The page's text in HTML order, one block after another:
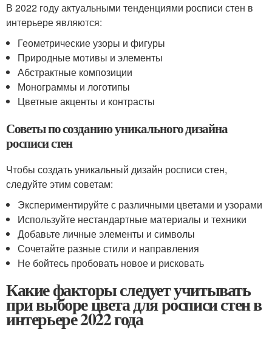
В 2022 году актуальными тенденциями росписи стен в
интерьере являются:
Геометрические узоры и фигуры
Природные мотивы и элементы
Абстрактные композиции
Монограммы и логотипы
Цветные акценты и контрасты
Советы по созданию уникального дизайна
росписи стен
Чтобы создать уникальный дизайн росписи стен,
следуйте этим советам:
Экспериментируйте с различными цветами и узорами
Используйте нестандартные материалы и техники
Добавьте личные элементы и символы
Сочетайте разные стили и направления
Не бойтесь пробовать новое и рисковать
Какие факторы следует учитывать
при выборе цвета для росписи стен в
интерьере 2022 года